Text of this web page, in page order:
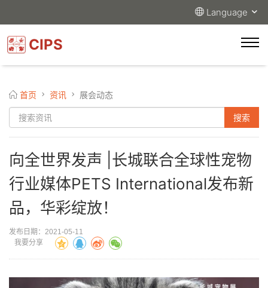
Language
CIPS
首页 资讯 展会动态
向全世界发声 |长城联合全球性宠物
行业媒体PETS International发布新
品，华彩绽放！
发布日期：2021-05-11
我要分享